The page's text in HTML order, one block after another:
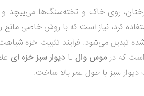
روی خاک و تخته‌سنگ‌ها می‌پیچد و
کرد، نیاز است که با روش خاصی مانع
تبدیل می‌شود. فرآیند تثبیت خزه
است که درموس وال یا دیوار سبز خزه‌ ای
سبز با طول عمر بالا ساخت.